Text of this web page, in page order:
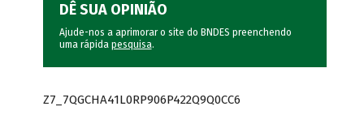
DÊ SUA OPINIÃO
Ajude-nos a aprimorar o site do BNDES preenchendo
uma rápida pesquisa.
Z7_7QGCHA41L0RP906P422Q9Q0CC6